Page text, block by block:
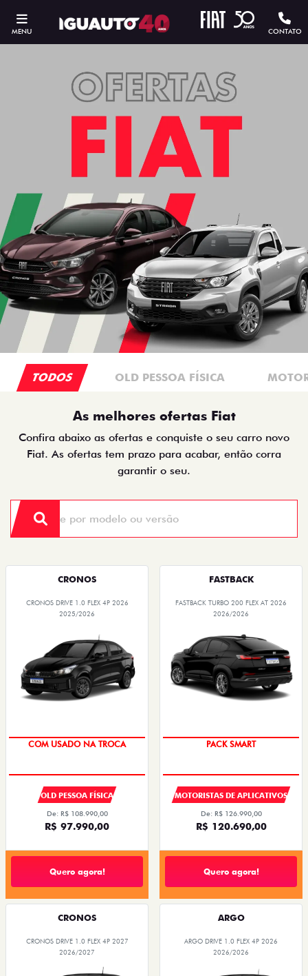
MENU CONTATO
TODOS OLD PESSOA FÍSICA
As melhores ofertas Fiat
Confira abaixo as ofertas e conquiste o seu carro novo
Fiat. As ofertas tem prazo para acabar, então corra
garantir o seu.
CRONOS
CRONOS DRIVE 1.0 FLEX 4P 2026
2025/2026
COM USADO NA TROCA
OLD PESSOA FÍSICA
De: R$ 108.990,00
R$ 97.990,00
Quero agora!
FASTBACK
FASTBACK TURBO 200 FLEX AT 2026
2026/2026
PACK SMART
MOTORISTAS DE APLICATIVOS
De: R$ 126.990,00
R$ 120.690,00
Quero agora!
CRONOS
CRONOS DRIVE 1.0 FLEX 4P 2027
2026/2027
ARGO
ARGO DRIVE 1.0 FLEX 4P 2026
2026/2026